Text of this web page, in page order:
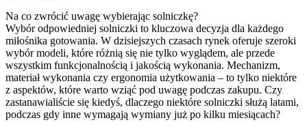
Na co zwrócić uwagę wybierając solniczkę?
Wybór odpowiedniej solniczki to kluczowa decyzja dla każdego
miłośnika gotowania. W dzisiejszych czasach rynek oferuje szeroki
wybór modeli, które różnią się nie tylko wyglądem, ale przede
wszystkim funkcjonalnością i jakością wykonania. Mechanizm,
materiał wykonania czy ergonomia użytkowania – to tylko niektóre
z aspektów, które warto wziąć pod uwagę podczas zakupu. Czy
zastanawialiście się kiedyś, dlaczego niektóre solniczki służą latami,
podczas gdy inne wymagają wymiany już po kilku miesiącach?